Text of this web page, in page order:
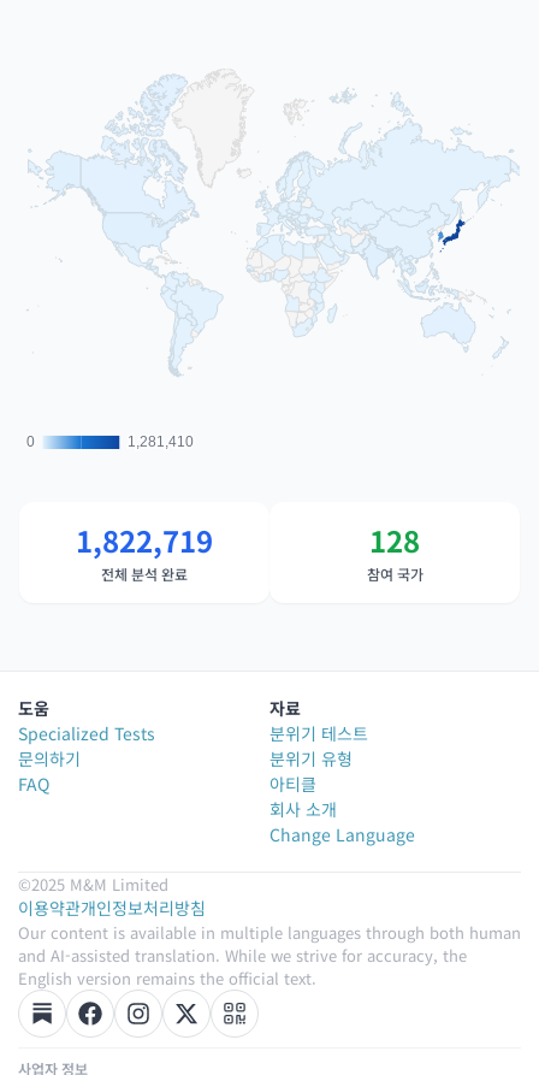
0
0 1,281,410
1,281,410
1,822,719
전체 분석 완료
128
참여 국가
도움
Specialized Tests
문의하기
FAQ
자료
분위기 테스트
분위기 유형
아티클
회사 소개
Change Language
©2025 M&M Limited
이용약관개인정보처리방침
Our content is available in multiple languages through both human
and AI-assisted translation. While we strive for accuracy, the
English version remains the official text.
사업자 정보